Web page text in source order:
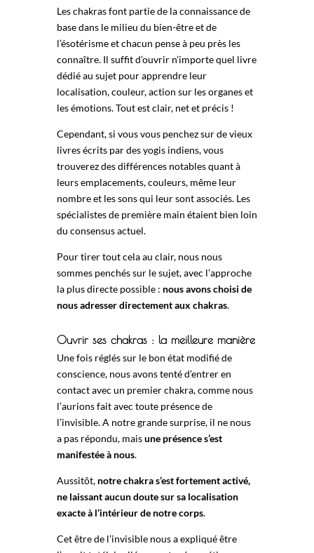
Les chakras font partie de la connaissance de
base dans le milieu du bien-être et de
l’ésotérisme et chacun pense à peu près les
connaître. Il suffit d’ouvrir n’importe quel livre
dédié au sujet pour apprendre leur
localisation, couleur, action sur les organes et
les émotions. Tout est clair, net et précis !
Cependant, si vous vous penchez sur de vieux
livres écrits par des yogis indiens, vous
trouverez des différences notables quant à
leurs emplacements, couleurs, même leur
nombre et les sons qui leur sont associés. Les
spécialistes de première main étaient bien loin
du consensus actuel.
Pour tirer tout cela au clair, nous nous
sommes penchés sur le sujet, avec l’approche
la plus directe possible : nous avons choisi de
nous adresser directement aux chakras.
Ouvrir ses chakras : la meilleure manière
Une fois réglés sur le bon état modifié de
conscience, nous avons tenté d’entrer en
contact avec un premier chakra, comme nous
l’aurions fait avec toute présence de
l’invisible. A notre grande surprise, il ne nous
a pas répondu, maisune présence s’est
manifestée à nous.
Aussitôt, notre chakra s’est fortement activé,
ne laissant aucun doute sur sa localisation
exacte à l’intérieur de notre corps.
Cet être de l’invisible nous a expliqué être